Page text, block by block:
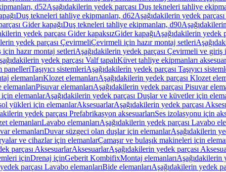
d52Aşağıdakilerin yedek parçası Duş tekneleri tahliye
Duş tekneleri tahliye ekipmanları, d62Aşağıdakilerin yedek
Gider kapağıDuş tekneleri tahliye ekipmanları, d90
yedek parçası Gider kapaksızGider kapağıAşağıdakilerin yedek
yedek parçası ÇevirmeliÇevirmeli için hazır montaj setleri
hazır montaj setleriAşağıdakilerin yedek parçası Çevirmeli ve giriş
yedek parçası Valf tapalıKüvet tahliye ekipmanları
panelleriTaşıyıcı sistemleriAşağıdakilerin yedek parçası Taşıyıcı
elemanlarıKlozet elemanlarıAşağıdakilerin yedek parçası Klozet
Pisuvar elemanlarıAşağıdakilerin yedek parçası Pisuvar
elemanlarAşağıdakilerin yedek parçası Duşlar ve küvetler için
yükleri için elemanlarAksesuarlarAşağıdakilerin yedek parçası
yedek parçası Prefabrikasyon aksesuarlarıSes izolasyonu için
elemanlarıLavabo elemanlarıAşağıdakilerin yedek parçası Lavabo
elemanlarıDuvar süzgeci olan duşlar için elemanlarAşağıdakilerin
ve cihazlar için elemanlarÇamaşır ve bulaşık makineleri için
parçası AksesuarlarAksesuarlarAşağıdakilerin yedek parçası
içinDrenaj içinGeberit KombifixMontaj elemanlarıAşağıdakilerin
parçası Lavabo elemanlarıBide elemanlarıAşağıdakilerin yedek